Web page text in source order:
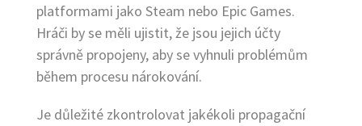
platformami jako Steam nebo Epic Games.
Hráči by se měli ujistit, že jsou jejich účty
správně propojeny, aby se vyhnuli problémům
během procesu nárokování.
Je důležité zkontrolovat jakékoli propagační